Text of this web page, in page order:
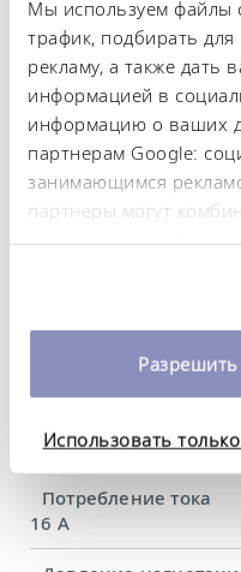
Мы используем файлы
трафик, подбирать
рекламу, а также дать
информацией в
информацию о ваших
партнерам Google:
занимающимся
партнеры могут
предоставленной
использовании вами
изменить или
время. Более
можете найти в нашей
Разрешить
Использовать
DIN 12876)
Диапазон рабочих
-32 ... 120 °C
Диапазон
5 ... 40 °C
3,7 kW
Потребление тока
16 A